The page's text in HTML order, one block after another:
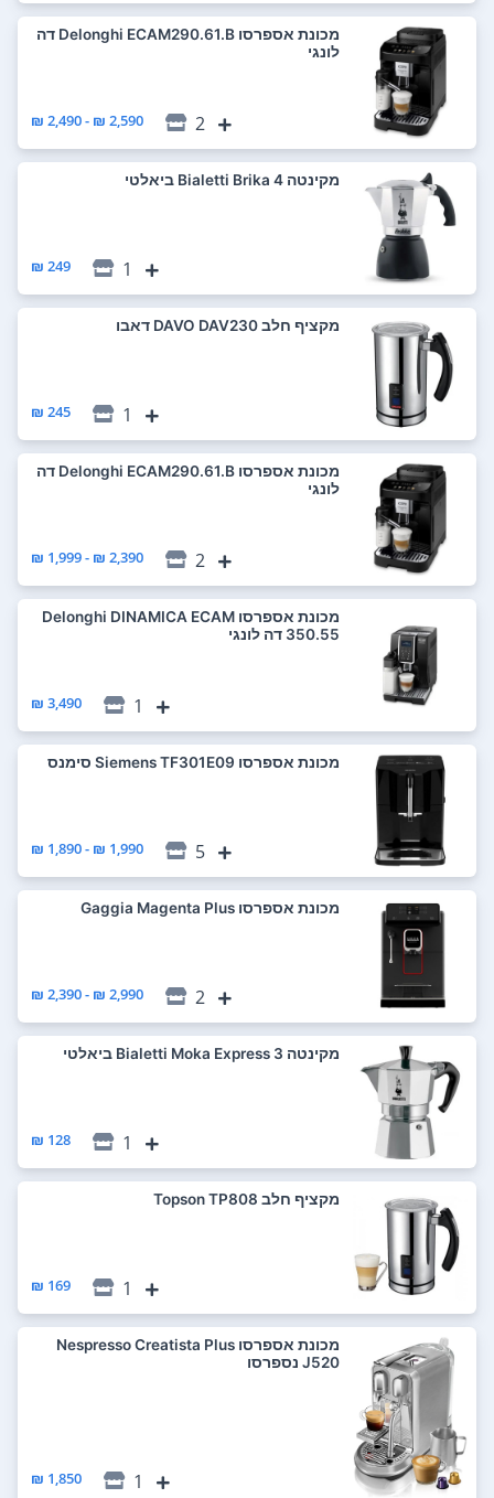
‏מכונת אספרסו Delonghi ECAM290.61.B דה
לונגי
2
2,590 ₪ - 2,490 ₪
‏מקינטה Bialetti Brika 4 ביאלטי
1
249 ₪
‏מקציף חלב DAVO DAV230 דאבו
1
245 ₪
‏מכונת אספרסו Delonghi ECAM290.61.B דה
לונגי
2
2,390 ₪ - 1,999 ₪
‏מכונת אספרסו Delonghi DINAMICA ECAM
350.55 דה לונגי
1
3,490 ₪
‏מכונת אספרסו Siemens TF301E09 סימנס
5
1,990 ₪ - 1,890 ₪
‏מכונת אספרסו Gaggia Magenta Plus
2
2,990 ₪ - 2,390 ₪
‏מקינטה Bialetti Moka Express 3 ביאלטי
1
128 ₪
‏מקציף חלב Topson TP808
1
169 ₪
‏מכונת אספרסו Nespresso Creatista Plus
J520 נספרסו
1
1,850 ₪